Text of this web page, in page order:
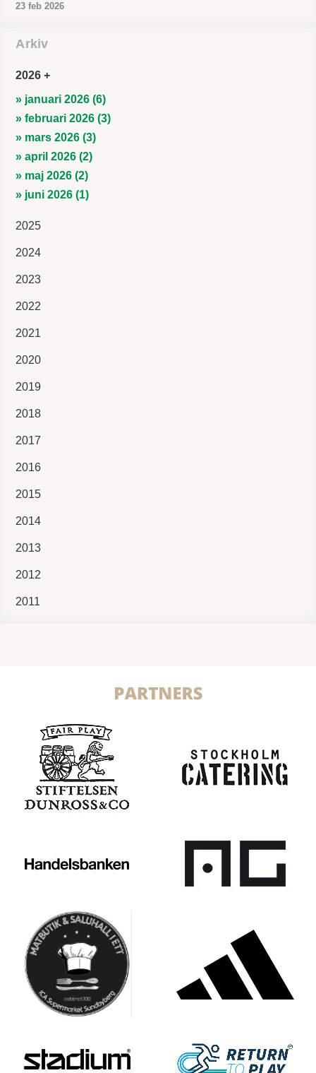
23 feb 2026
Arkiv
2026
» januari 2026 (6)
» februari 2026 (3)
» mars 2026 (3)
» april 2026 (2)
» maj 2026 (2)
» juni 2026 (1)
2025
2024
2023
2022
2021
2020
2019
2018
2017
2016
2015
2014
2013
2012
2011